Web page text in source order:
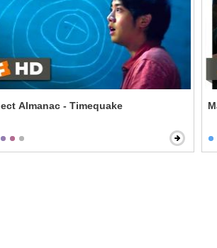
Almanac - Timequake